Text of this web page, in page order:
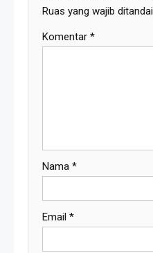
Ruas yang wajib ditandai
Komentar *
Nama *
Email *